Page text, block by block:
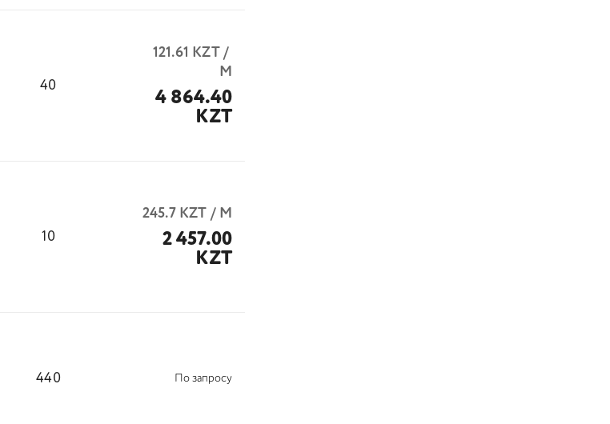
40
121.61 KZT/
М
4 864.40
KZT
10
245.7KZT/ М
2 457.00
KZT
440 По запросу